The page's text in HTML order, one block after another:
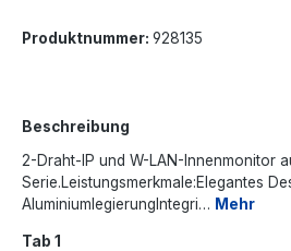
Produktnummer: 928135
Beschreibung
2-Draht-IP und W-LAN-Innenmonitor
Serie.Leistungsmerkmale:Elegantes
AluminiumlegierungIntegri… Mehr
Tab 1